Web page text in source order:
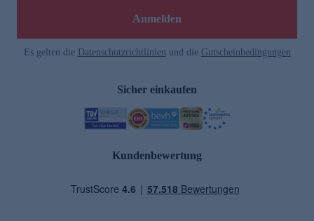
Anmelden
Es gelten die Datenschutzrichtlinien und die Gutscheinbedingungen
Sicher einkaufen
Kundenbewertung